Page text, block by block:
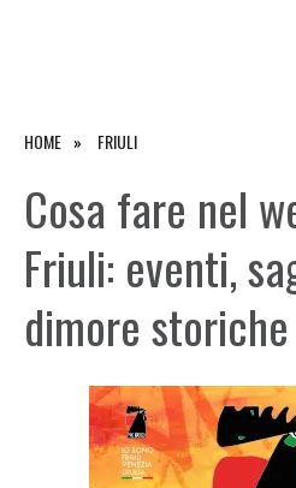
HOME FRIULI
Cosa fare nel
Friuli: eventi,
dimore storiche